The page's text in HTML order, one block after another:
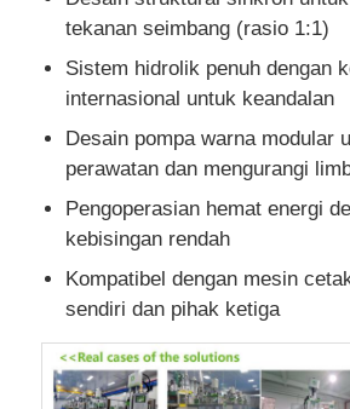
tekanan seimbang (rasio 1:1)
Sistem hidrolik penuh dengan
internasional untuk keandalan
Desain pompa warna modular
perawatan dan mengurangi
Pengoperasian hemat energi
kebisingan rendah
Kompatibel dengan mesin
sendiri dan pihak ketiga